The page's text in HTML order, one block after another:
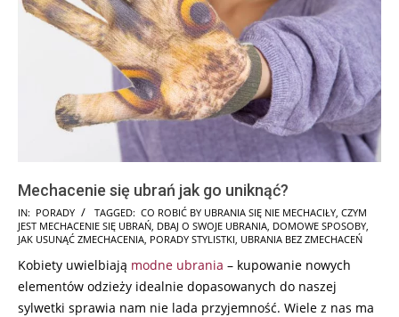
Mechacenie się ubrań jak go uniknąć?
2025-
07-
IN: PORADY TAGGED: CO ROBIĆ BY UBRANIA SIĘ NIE MECHACIŁY CZYM
JEST MECHACENIE SIĘ UBRAŃ DBAJ O SWOJE UBRANIA DOMOWE SPOSOBY
JAK USUNĄĆ ZMECHACENIA PORADY STYLISTKI UBRANIA BEZ ZMECHACEŃ
Kobiety uwielbiają modne ubrania – kupowanie nowych
elementów odzieży idealnie dopasowanych do naszej
sylwetki sprawia nam nie lada przyjemność. Wiele z nas ma